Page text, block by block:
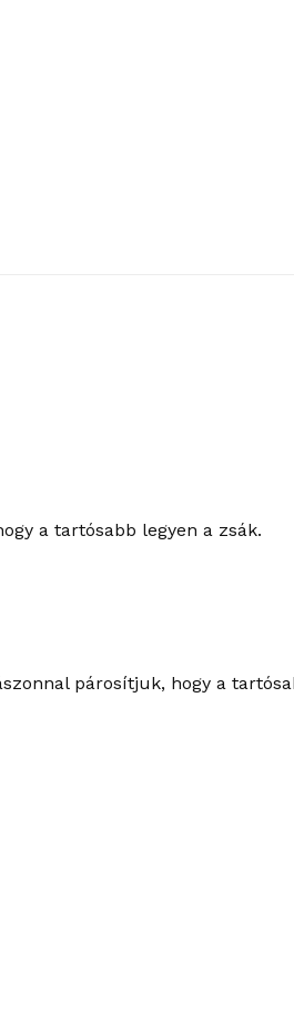
a tartósabb legyen a zsák.
párosítjuk, hogy a